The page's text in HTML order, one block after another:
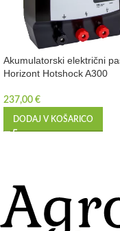
Akumulatorski električni
Horizont Hotshock A300
237,00 €
DODAJ V KOŠARICO